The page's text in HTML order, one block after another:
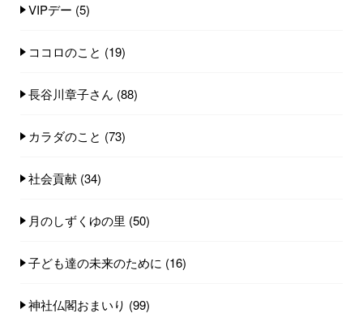
VIPデー (5)
ココロのこと (19)
長谷川章子さん (88)
カラダのこと (73)
社会貢献 (34)
月のしずくゆの里 (50)
子ども達の未来のために (16)
神社仏閣おまいり (99)